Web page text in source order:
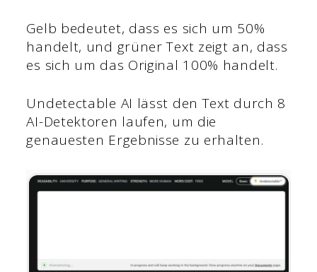
Gelb bedeutet, dass es sich um 50%
handelt, und grüner Text zeigt an, dass
es sich um das Original 100% handelt.
Undetectable AI lässt den Text durch 8
AI-Detektoren laufen, um die
genauesten Ergebnisse zu erhalten.